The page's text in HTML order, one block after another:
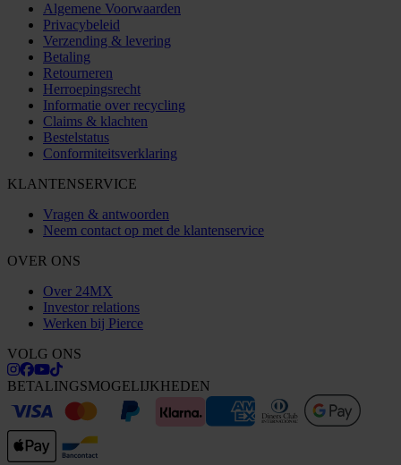
Algemene Voorwaarden
Privacybeleid
Verzending & levering
Betaling
Retourneren
Herroepingsrecht
Informatie over recycling
Claims & klachten
Bestelstatus
Conformiteitsverklaring
KLANTENSERVICE
Vragen & antwoorden
Neem contact op met de klantenservice
OVER ONS
Over 24MX
Investor relations
Werken bij Pierce
VOLG ONS
BETALINGSMOGELIJKHEDEN